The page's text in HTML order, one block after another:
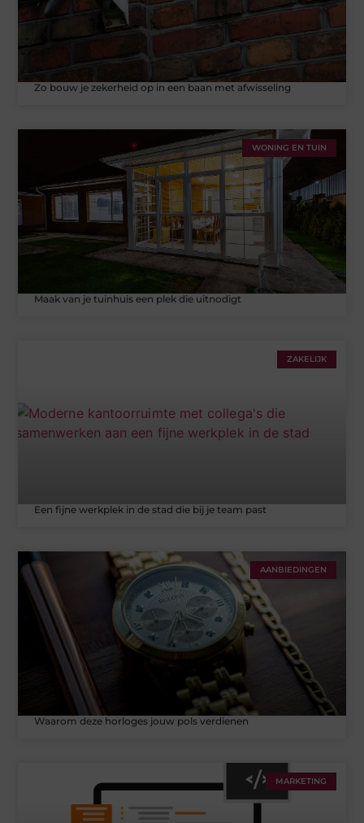
Zo bouw je zekerheid op in een baan met afwisseling
WONING EN TUIN
Maak van je tuinhuis een plek die uitnodigt
ZAKELIJK
Een fijne werkplek in de stad die bij je team past
AANBIEDINGEN
Waarom deze horloges jouw pols verdienen
MARKETING